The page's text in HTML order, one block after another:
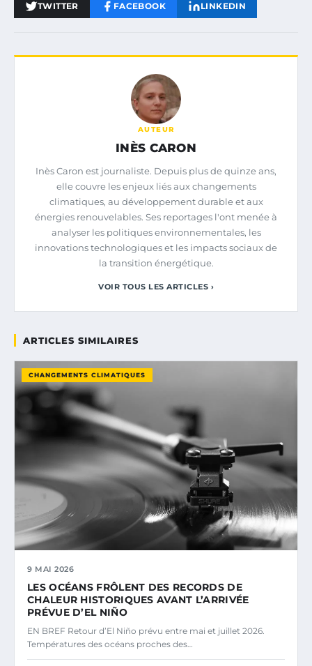
TWITTER FACEBOOK LINKEDIN
AUTEUR
INÈS CARON
Inès Caron est journaliste. Depuis plus de quinze ans,
elle couvre les enjeux liés aux changements
climatiques, au développement durable et aux
énergies renouvelables. Ses reportages l'ont menée à
analyser les politiques environnementales, les
innovations technologiques et les impacts sociaux de
la transition énergétique.
VOIR TOUS LES ARTICLES ›
ARTICLES SIMILAIRES
CHANGEMENTS CLIMATIQUES
9 MAI 2026
LES OCÉANS FRÔLENT DES RECORDS DE
CHALEUR HISTORIQUES AVANT L’ARRIVÉE
PRÉVUE D’EL NIÑO
EN BREF Retour d’El Niño prévu entre mai et juillet 2026.
Températures des océans proches des…